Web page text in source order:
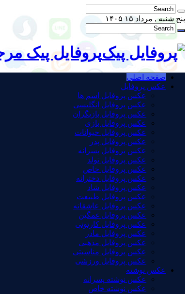
پنج شنبه , مرداد ۱۵ ۱۴۰۵
پروفایل پیک
صفحه اصلی
عکس پروفایل
عکس پروفایل اسم ها
عکس پروفایل انگلیسی
عکس پروفایل بازیگران
عکس پروفایل بازی
عکس پروفایل حیوانات
عکس پروفایل پدر
عکس پروفایل پسرانه
عکس پروفایل تولد
عکس پروفایل خاص
عکس پروفایل دخترانه
عکس پروفایل شاد
عکس پروفایل طبیعت
عکس پروفایل عاشقانه
عکس پروفایل غمگین
عکس پروفایل کارتونی
عکس پروفایل مادر
عکس پروفایل مذهبی
عکس پروفایل مناسبتی
عکس پروفایل ورزشی
عکس نوشته
عکس نوشته پسرانه
عکس نوشته خاص